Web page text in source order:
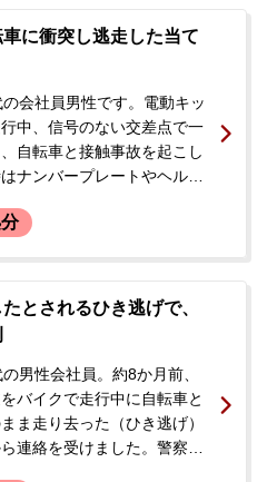
進められました。その後、
調べも受け、事件から約7か
を感じ、当事務所へ相談に
に衝突し逃走した当て
会社員男性です。電動キッ
中、信号のない交差点で一
自転車と接触事故を起こし
ナンバープレートやヘルメ
、パニックになり一度その
出たため、当て逃げ（道路
疑いで捜査が開始されまし
情聴取の呼び出しを受け、
や報道される可能性に強い
事務所に相談されました。
とされるひき逃げで、
男性会社員。約8か月前、
バイクで走行中に自転車と
ま走り去った（ひき逃げ）
連絡を受けました。警察は